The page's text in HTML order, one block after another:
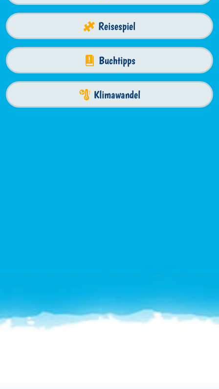
Reisespiel
Buchtipps
Klimawandel